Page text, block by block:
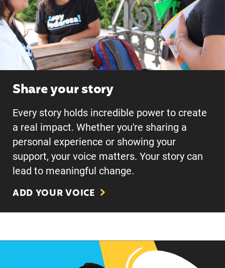
Share your story
Every story holds incredible power to create
a real impact. Whether you're sharing a
personal experience or showing your
support, your voice matters. Your story can
lead to meaningful change.
ADD YOUR VOICE